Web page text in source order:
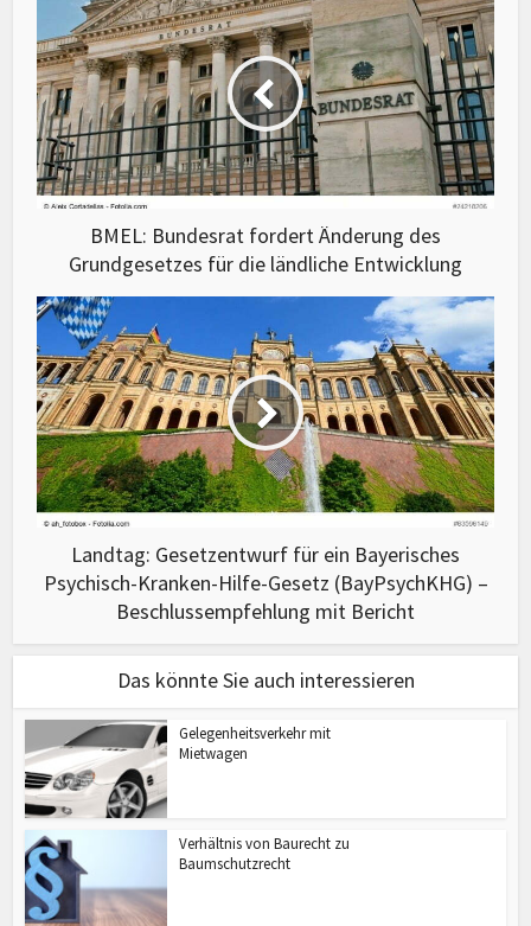
BMEL: Bundesrat fordert Änderung des
Grundgesetzes für die ländliche Entwicklung
Landtag: Gesetzentwurf für ein Bayerisches
Psychisch-Kranken-Hilfe-Gesetz (BayPsychKHG) –
Beschlussempfehlung mit Bericht
Das könnte Sie auch interessieren
Gelegenheitsverkehr mit
Mietwagen
Verhältnis von Baurecht zu
Baumschutzrecht